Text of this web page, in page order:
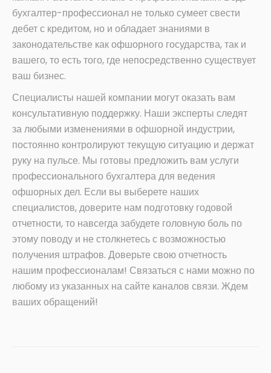
бухгалтер-профессионал не только сумеет свести
дебет с кредитом, но и обладает знаниями в
законодательстве как офшорного государства, так и
вашего, то есть того, где непосредственно существует
ваш бизнес.
Специалисты нашей компании могут оказать вам
консультативную поддержку. Наши эксперты следят
за любыми изменениями в офшорной индустрии,
постоянно контролируют текущую ситуацию и держат
руку на пульсе. Мы готовы предложить вам услуги
профессионального бухгалтера для ведения
офшорных дел. Если вы выберете наших
специалистов, доверите нам подготовку годовой
отчетности, то навсегда забудете головную боль по
этому поводу и не столкнетесь с возможностью
получения штрафов. Доверьте свою отчетность
нашим профессионалам! Связаться с нами можно по
любому из указанных на сайте каналов связи. Ждем
ваших обращений!